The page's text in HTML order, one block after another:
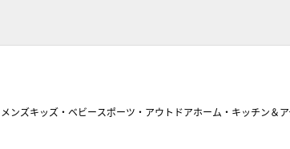
メンズキッズ・ベビースポーツ・アウトドアホーム・キッチン＆ア